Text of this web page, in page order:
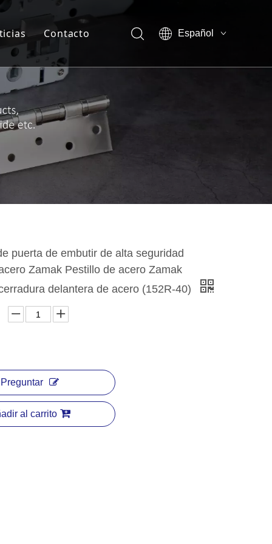
Ventaja de la empresa
Show vr
Certificado
Nuestra compañía
Miembro del equipo
Contacto
Español
العربية
puerta de embutir de alta seguridad
Zamak Pestillo de acero Zamak
delantera de acero (152R-40)
Preguntar
al carrito